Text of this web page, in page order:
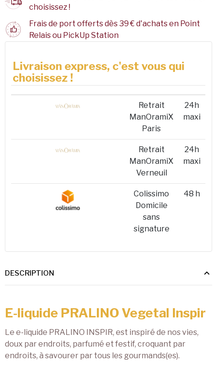
choisissez !
Frais de port offerts dès 39 € d'achats en Point
Relais ou PickUp Station
Livraison express, c'est vous qui
choisissez !
Retrait
ManOramiX
Paris
24h
maxi
Retrait
ManOramiX
Verneuil
24h
maxi
Colissimo
Domicile
sans
signature
48 h
DESCRIPTION
E-liquide PRALINO Vegetal Inspir
Le e-liquide PRALINO INSPIR, est inspiré de nos vies,
doux par endroits, parfumé et festif, croquant par
endroits, à savourer par tous les gourmands(es).